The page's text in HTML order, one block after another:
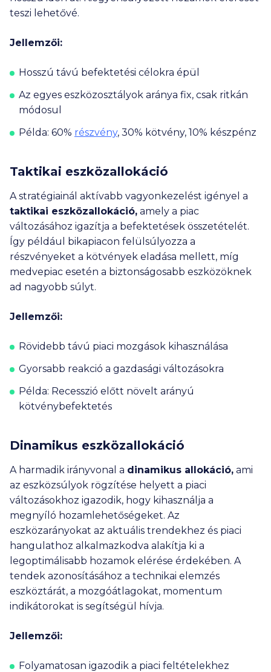
teszi lehetővé.
Jellemzői:
Hosszú távú befektetési célokra épül
Az egyes eszközosztályok aránya fix, csak ritkán
módosul
Példa: 60% részvény, 30% kötvény, 10% készpénz
Taktikai eszközallokáció
A stratégiainál aktívabb vagyonkezelést igényel a
taktikai eszközallokáció, amely a piac
változásához igazítja a befektetések összetételét.
Így például bikapiacon felülsúlyozza a
részvényeket a kötvények eladása mellett, míg
medvepiac esetén a biztonságosabb eszközöknek
ad nagyobb súlyt.
Jellemzői:
Rövidebb távú piaci mozgások kihasználása
Gyorsabb reakció a gazdasági változásokra
Példa: Recesszió előtt növelt arányú
kötvénybefektetés
Dinamikus eszközallokáció
A harmadik irányvonal a dinamikus allokáció, ami
az eszközsúlyok rögzítése helyett a piaci
változásokhoz igazodik, hogy kihasználja a
megnyíló hozamlehetőségeket. Az
eszközarányokat az aktuális trendekhez és piaci
hangulathoz alkalmazkodva alakítja ki a
legoptimálisabb hozamok elérése érdekében. A
tendek azonosításához a technikai elemzés
eszköztárát, a mozgóátlagokat, momentum
indikátorokat is segítségül hívja.
Jellemzői:
Folyamatosan igazodik a piaci feltételekhez